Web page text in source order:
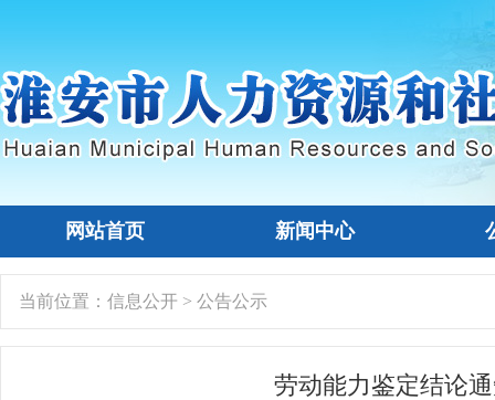
网站首页 新闻中心
当前位置： 信息公开 > 公告公示
劳动能力鉴定结论